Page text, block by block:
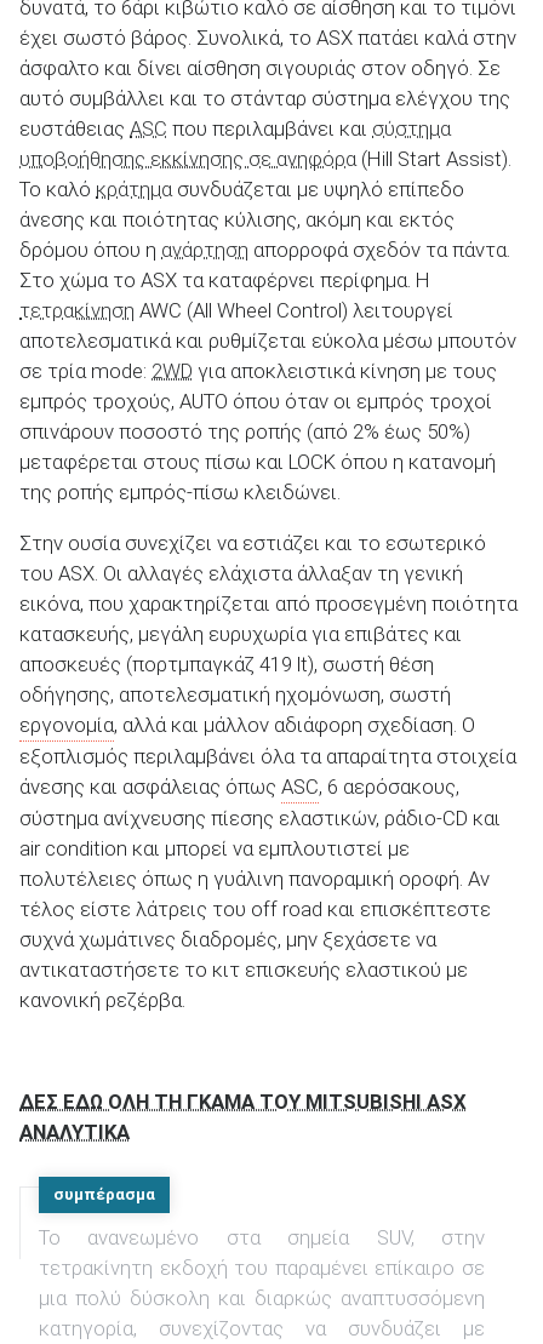
δυνατά, το 6άρι κιβώτιο καλό σε αίσθηση και το τιμόνι
έχει σωστό βάρος. Συνολικά, το ASX πατάει καλά στην
άσφαλτο και δίνει αίσθηση σιγουριάς στον οδηγό. Σε
αυτό συμβάλλει και το στάνταρ σύστημα ελέγχου της
ευστάθειας ASC που περιλαμβάνει και σύστημα
υποβοήθησης εκκίνησης σε ανηφόρα(Hill Start Assist).
Το καλό κράτημασυνδυάζεται με υψηλό επίπεδο
άνεσης και ποιότητας κύλισης, ακόμη και εκτός
δρόμου όπου η ανάρτηση απορροφά σχεδόν τα πάντα.
Στο χώμα το ASX τα καταφέρνει περίφημα. Η
τετρακίνηση AWC (All Wheel Control) λειτουργεί
αποτελεσματικά και ρυθμίζεται εύκολα μέσω μπουτόν
σε τρία mode: 2WD για αποκλειστικά κίνηση με τους
εμπρός τροχούς, AUTO όπου όταν οι εμπρός τροχοί
σπινάρουν ποσοστό της ροπής (από 2% έως 50%)
μεταφέρεται στους πίσω και LOCK όπου η κατανομή
της ροπής εμπρός-πίσω κλειδώνει.
Στην ουσία συνεχίζει να εστιάζει και το εσωτερικό
του ASX. Οι αλλαγές ελάχιστα άλλαξαν τη γενική
εικόνα, που χαρακτηρίζεται από προσεγμένη ποιότητα
κατασκευής, μεγάλη ευρυχωρία για επιβάτες και
αποσκευές (πορτμπαγκάζ 419 lt), σωστή θέση
οδήγησης, αποτελεσματική ηχομόνωση, σωστή
εργονομία, αλλά και μάλλον αδιάφορη σχεδίαση. Ο
εξοπλισμός περιλαμβάνει όλα τα απαραίτητα στοιχεία
άνεσης και ασφάλειας όπως ASC, 6 αερόσακους,
σύστημα ανίχνευσης πίεσης ελαστικών, ράδιο-CD και
air condition και μπορεί να εμπλουτιστεί με
πολυτέλειες όπως η γυάλινη πανοραμική οροφή. Αν
τέλος είστε λάτρεις του off road και επισκέπτεστε
συχνά χωμάτινες διαδρομές, μην ξεχάσετε να
αντικαταστήσετε το κιτ επισκευής ελαστικού με
κανονική ρεζέρβα.
ΔΕΣ ΕΔΩ ΟΛΗ ΤΗ ΓΚΑΜΑ ΤΟΥ MITSUBISHI ASX
ΑΝΑΛΥΤΙΚΑ
συμπέρασμα
Το ανανεωμένο στα σημεία SUV, στην
τετρακίνητη εκδοχή του παραμένει επίκαιρο σε
μια πολύ δύσκολη και διαρκώς αναπτυσσόμενη
κατηγορία, συνεχίζοντας να συνδυάζει με